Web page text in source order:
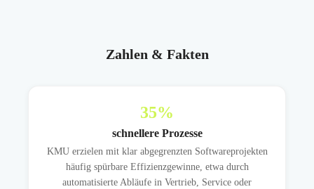
Zahlen & Fakten
35%
schnellere Prozesse
KMU erzielen mit klar abgegrenzten Softwareprojekten
häufig spürbare Effizienzgewinne, etwa durch
automatisierte Abläufe in Vertrieb, Service oder